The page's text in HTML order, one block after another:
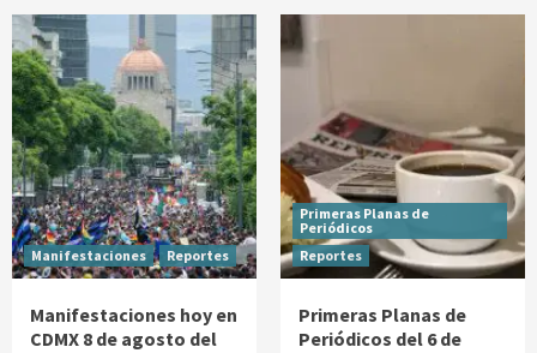
Manifestaciones Reportes
Manifestaciones hoy en
CDMX 8 de agosto del
Primeras Planas de
Periódicos
Reportes
Primeras Planas de
Periódicos del 6 de